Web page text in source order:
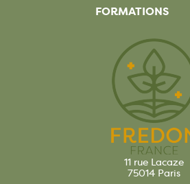
FORMATIONS
11 rue Lacaze
75014 Paris